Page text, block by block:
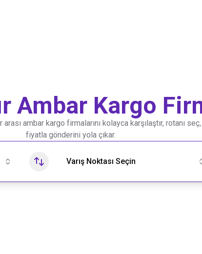
Ambar Kargo
arası ambar kargo firmalarını kolayca karşılaştır, rotanı
fiyatla gönderini yola çıkar.
Varış Noktası Seçin